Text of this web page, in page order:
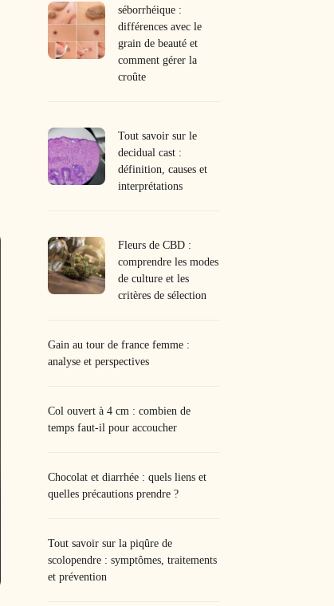
séborrhéique :
différences avec le
grain de beauté et
comment gérer la
croûte
Tout savoir sur le
decidual cast :
définition, causes et
interprétations
Fleurs de CBD :
comprendre les modes
de culture et les
critères de sélection
Gain au tour de france femme :
analyse et perspectives
Col ouvert à 4 cm : combien de
temps faut-il pour accoucher
Chocolat et diarrhée : quels liens et
quelles précautions prendre ?
Tout savoir sur la piqûre de
scolopendre : symptômes, traitements
et prévention